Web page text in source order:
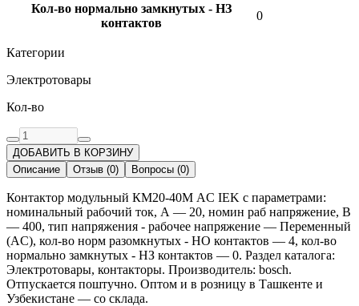
Кол-во нормально замкнутых - НЗ
контактов
0
Категории
Электротовары
Кол-во
ДОБАВИТЬ В КОРЗИНУ
Описание
Отзыв (0) Вопросы (0)
Контактор модульный КМ20-40М AC IEK с параметрами:
номинальный рабочий ток, А — 20, номин раб напряжение, В
— 400, тип напряжения - рабочее напряжение — Переменный
(AC), кол-во норм разомкнутых - НО контактов — 4, кол-во
нормально замкнутых - НЗ контактов — 0. Раздел каталога:
Электротовары, контакторы. Производитель: bosch.
Отпускается поштучно. Оптом и в розницу в Ташкенте и
Узбекистане — со склада.